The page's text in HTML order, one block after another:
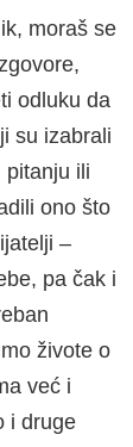
moraš se
odluku da
su izabrali
pitanju ili
ono što
–
pa čak i
živote o
već i
i druge